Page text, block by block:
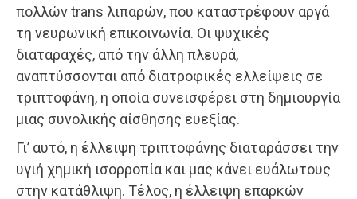
πολλών trans λιπαρών, που καταστρέφουν αργά
τη νευρωνική επικοινωνία. Οι ψυχικές
διαταραχές, από την άλλη πλευρά,
αναπτύσσονται από διατροφικές ελλείψεις σε
τριπτοφάνη, η οποία συνεισφέρει στη δημιουργία
μιας συνολικής αίσθησης ευεξίας.
Γι’ αυτό, η έλλειψη τριπτοφάνης διαταράσσει την
υγιή χημική ισορροπία και μας κάνει ευάλωτους
στην κατάθλιψη. Τέλος, η έλλειψη επαρκών